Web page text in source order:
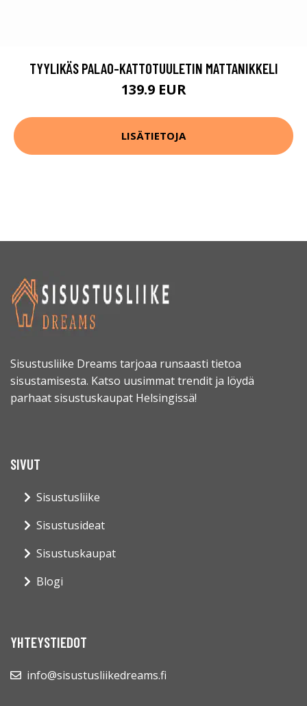
TYYLIKÄS PALAO-KATTOTUULETIN MATTANIKKELI
139.9 EUR
LISÄTIETOJA
Sisustusliike Dreams tarjoaa runsaasti tietoa
sisustamisesta. Katso uusimmat trendit ja löydä
parhaat sisustuskaupat Helsingissä!
SIVUT
Sisustusliike
Sisustusideat
Sisustuskaupat
Blogi
YHTEYSTIEDOT
info@sisustusliikedreams.fi